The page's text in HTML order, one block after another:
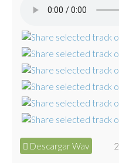
Descargar Wav